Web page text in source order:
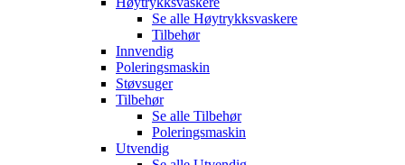
Se alle Høytrykksvaskere
Tilbehør
Innvendig
Poleringsmaskin
Støvsuger
Tilbehør
Se alle Tilbehør
Poleringsmaskin
Utvendig